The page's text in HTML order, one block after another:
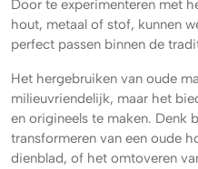
Door te experimenteren met
hout, metaal of stof, kunnen
perfect passen binnen de
Het hergebruiken van oude
milieuvriendelijk, maar het
en origineels te maken. Denk
transformeren van een oude
dienblad, of het omtoveren